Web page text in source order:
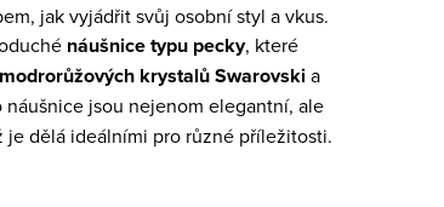
jak vyjádřit svůj osobní styl a vkus.
náušnice typu pecky, které
krystalů Swarovskia
náušnice jsou nejenom elegantní, ale
dělá ideálními pro různé příležitosti.